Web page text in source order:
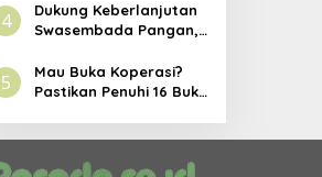
4
Dukung Keberlanjutan
Swasembada Pangan,
Resmikan Modernisasi
Pabrik Tertua Pupuk
5
Mau Buka Koperasi?
Pastikan Penuhi 16 Buku